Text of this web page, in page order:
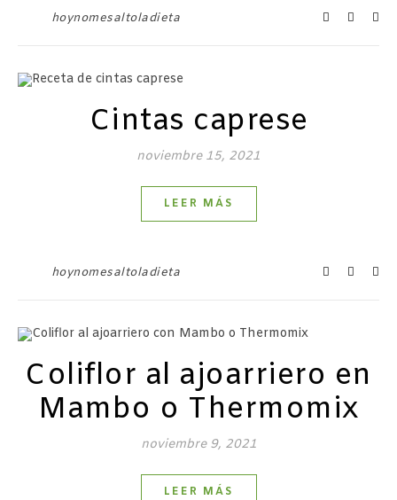
hoynomesaltoladieta
Cintas caprese
noviembre 15, 2021
LEER MÁS
hoynomesaltoladieta
Coliflor al ajoarriero en
Mambo o Thermomix
noviembre 9, 2021
LEER MÁS